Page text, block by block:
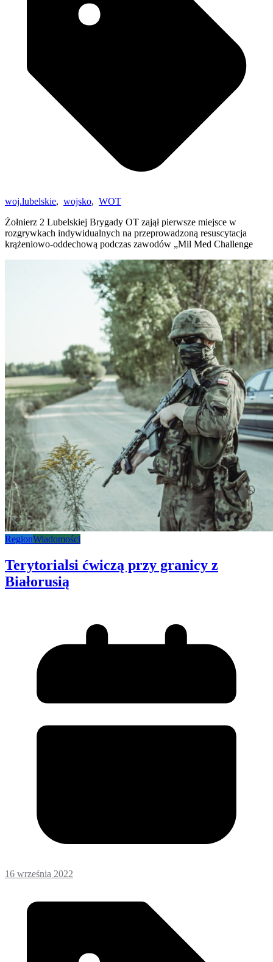
woj.lubelskie, wojsko, WOT
Żołnierz 2 Lubelskiej Brygady OT zajął pierwsze miejsce w
rozgrywkach indywidualnych na przeprowadzoną resuscytacja
krążeniowo-oddechową podczas zawodów „Mil Med Challenge
RegionWiadomości
Terytorialsi ćwiczą przy granicy z
Białorusią
16 września 2022